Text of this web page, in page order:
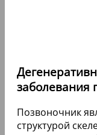
заболевания
Позвоночник
структурой